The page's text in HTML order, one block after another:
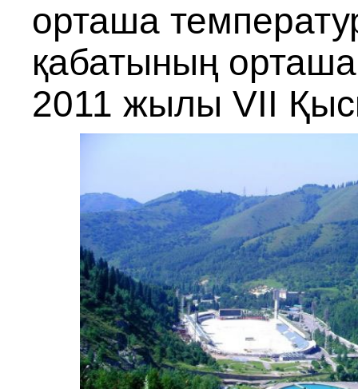
орташа
қабатының
2011 жылы VII